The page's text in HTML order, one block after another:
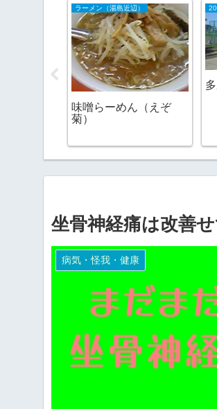
ラーメン（湯島近辺）
味噌らーめん（えぞ
菊）
坐骨神経痛は改善
病気・怪我・健康